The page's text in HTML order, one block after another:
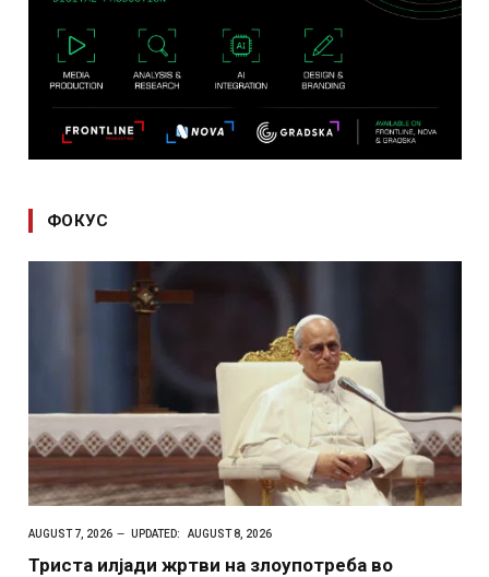
ФОКУС
AUGUST 7, 2026 UPDATED: AUGUST 8, 2026
Триста илјади жртви на злоупотреба во